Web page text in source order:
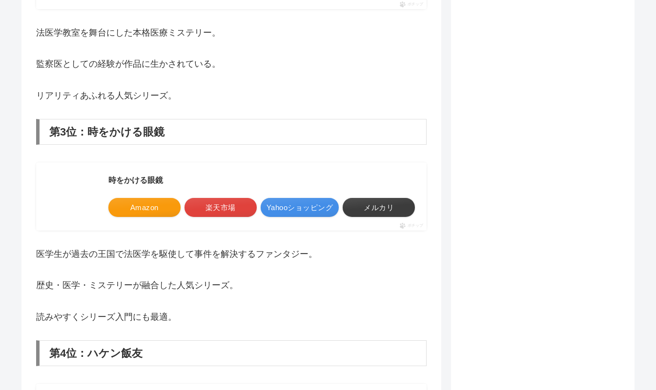
ポチップ
法医学教室を舞台にした本格医療ミステリー。
監察医としての経験が作品に生かされている。
リアリティあふれる人気シリーズ。
第3位：時をかける眼鏡
時をかける眼鏡
Amazon 楽天市場 Yahooショッピング メルカリ
ポチップ
医学生が過去の王国で法医学を駆使して事件を解決するファンタジー。
歴史・医学・ミステリーが融合した人気シリーズ。
読みやすくシリーズ入門にも最適。
第4位：ハケン飯友